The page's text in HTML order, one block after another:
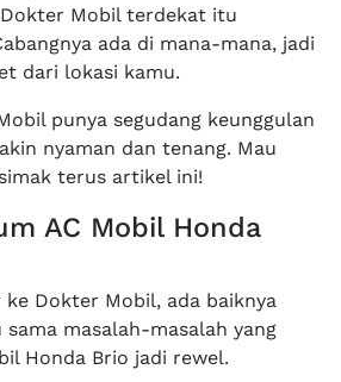
Mobil terdekat itu
ada di mana-mana, jadi
dari lokasi kamu.
punya segudang keunggulan
nyaman dan tenang. Mau
terus artikel ini!
AC Mobil Honda
Dokter Mobil, ada baiknya
masalah-masalah yang
Honda Brio jadi rewel.